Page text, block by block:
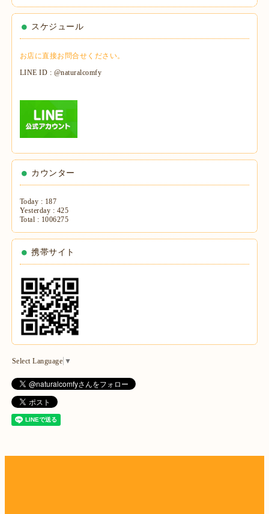
スケジュール
お店に直接お問合せください。
LINE ID : @naturalcomfy
カウンター
Today : 187
Yesterday : 425
Total : 1006275
携帯サイト
Select Language ▼